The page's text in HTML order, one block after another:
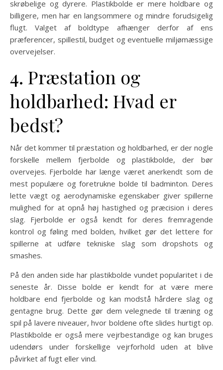
skrøbelige og dyrere. Plastikbolde er mere holdbare og
billigere, men har en langsommere og mindre forudsigelig
flugt. Valget af boldtype afhænger derfor af ens
præferencer, spillestil, budget og eventuelle miljømæssige
overvejelser.
4. Præstation og
holdbarhed: Hvad er
bedst?
Når det kommer til præstation og holdbarhed, er der nogle
forskelle mellem fjerbolde og plastikbolde, der bør
overvejes. Fjerbolde har længe været anerkendt som de
mest populære og foretrukne bolde til badminton. Deres
lette vægt og aerodynamiske egenskaber giver spillerne
mulighed for at opnå høj hastighed og præcision i deres
slag. Fjerbolde er også kendt for deres fremragende
kontrol og føling med bolden, hvilket gør det lettere for
spillerne at udføre tekniske slag som dropshots og
smashes.
På den anden side har plastikbolde vundet popularitet i de
seneste år. Disse bolde er kendt for at være mere
holdbare end fjerbolde og kan modstå hårdere slag og
gentagne brug. Dette gør dem velegnede til træning og
spil på lavere niveauer, hvor boldene ofte slides hurtigt op.
Plastikbolde er også mere vejrbestandige og kan bruges
udendørs under forskellige vejrforhold uden at blive
påvirket af fugt eller vind.